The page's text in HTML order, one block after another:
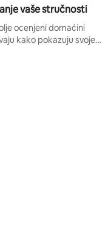
vaše stručnosti
ocenjeni domaćini
kako pokazuju svoje